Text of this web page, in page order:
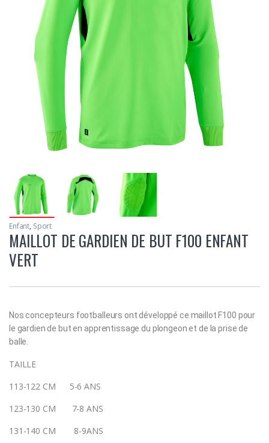
Enfant, Sport
MAILLOT DE GARDIEN DE BUT F100 ENFANT
VERT
Nos concepteurs footballeurs ont développé ce maillot F100 pour
le gardien de but en apprentissage du plongeon et de la prise de
balle.
TAILLE
113-122 CM 5-6 ANS
123-130 CM 7-8 ANS
131-140 CM 8-9ANS